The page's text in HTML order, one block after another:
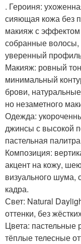
. Героиня:
сияющая кожа без
макияж с эффектом
собранные волосы,
уверенный
Макияж: ровный
минимальный
брови,
но незаметного
Одежда:
джинсы с высокой
пастельная
Композиция:
акцент на кожу,
визуального шума,
кадра.
Свет: Natural
оттенки, без
Цвета:
тёплые телесные